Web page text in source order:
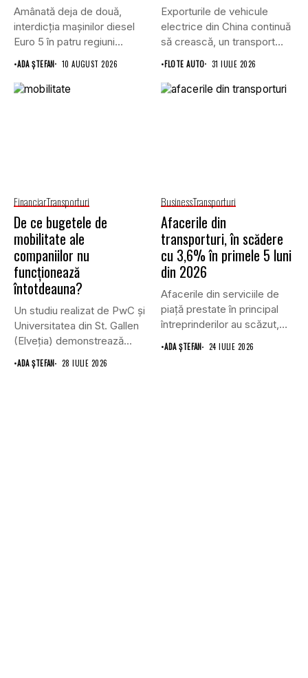
Amânată deja de două,
interdicția mașinilor diesel
Euro 5 în patru regiuni...
•ADA ȘTEFAN 10 AUGUST 2026
Exporturile de vehicule
electrice din China continuă
să crească, un transport
record...
•FLOTE AUTO 31 IULIE 2026
FinanciarTransporturi
De ce bugetele de
mobilitate ale
companiilor nu
funcționează
întotdeauna?
Un studiu realizat de PwC și
Universitatea din St. Gallen
(Elveția) demonstrează...
•ADA ȘTEFAN 28 IULIE 2026
BusinessTransporturi
Afacerile din
transporturi, în scădere
cu 3,6% în primele 5 luni
din 2026
Afacerile din serviciile de
piaţă prestate în principal
întreprinderilor au scăzut,
în...
•ADA ȘTEFAN 24 IULIE 2026